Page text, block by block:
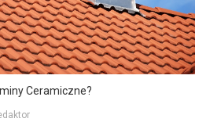
Ceramiczne?